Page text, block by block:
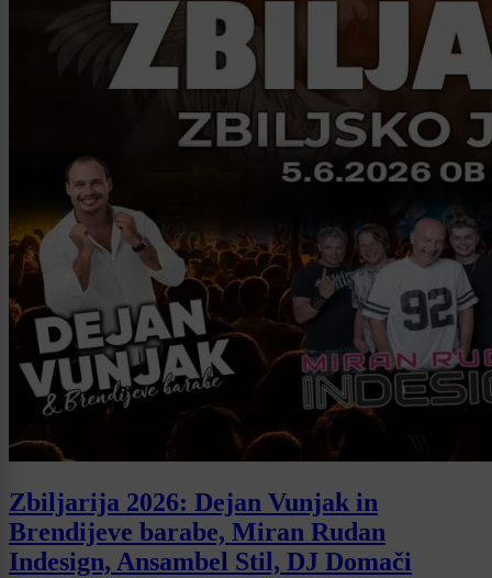
Zbiljarija 2026: Dejan Vunjak in
Brendijeve barabe, Miran Rudan
Indesign, Ansambel Stil, DJ Domači